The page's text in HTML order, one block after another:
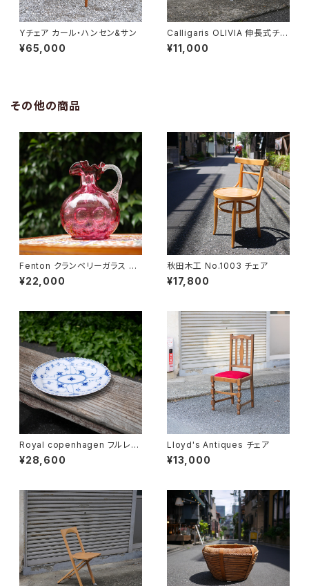
Yチェア カール・ハンセン&サン
¥65,000
Calligaris OLIVIA 伸長式チェ
ア
¥11,000
その他の商品
Fenton クランベリーガラス ピ
ッチャー
¥22,000
秋田木工 No.1003 チェア
¥17,800
Royal copenhagen フルレー
ス オーバルディッシュ
¥28,600
Lloyd's Antiques チェア
¥13,000